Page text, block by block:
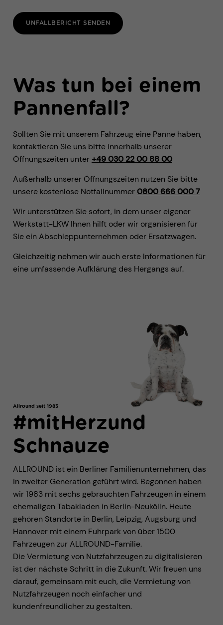
Was tun bei einem
Pannenfall?
Sollten Sie mit unserem Fahrzeug eine Panne haben,
kontaktieren Sie uns bitte innerhalb unserer
Öffnungszeiten unter +49 030 22 00 88 00
Außerhalb unserer Öffnungszeiten nutzen Sie bitte
unsere kostenlose Notfallnummer0800 666 000 7
Wir unterstützen Sie sofort, in dem unser eigener
Werkstatt-LKW Ihnen hilft oder wir organisieren für
Sie ein Abschleppunternehmen oder Ersatzwagen.
Gleichzeitig nehmen wir auch erste Informationen für
eine umfassende Aufklärung des Hergangs auf.
Allround seit 1983
#mitHerzund
Schnauze
ALLROUND ist ein Berliner Familienunternehmen, das
in zweiter Generation geführt wird. Begonnen haben
wir 1983 mit sechs gebrauchten Fahrzeugen in einem
ehemaligen Tabakladen in Berlin-Neukölln. Heute
gehören Standorte in Berlin, Leipzig, Augsburg und
Hannover mit einem Fuhrpark von über 1500
Fahrzeugen zur ALLROUND-Familie.
Die Vermietung von Nutzfahrzeugen zu digitalisieren
ist der nächste Schritt in die Zukunft. Wir freuen uns
darauf, gemeinsam mit euch, die Vermietung von
Nutzfahrzeugen noch einfacher und
kundenfreundlicher zu gestalten.